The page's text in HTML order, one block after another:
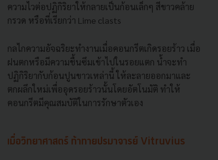
ความไวต่อปฏิกิริยาให้กลายเป็นก้อนเล็กๆ สีขาวคล้าย
กรวด หรือที่เรียกว่า Lime clasts
กลไกความอัจฉริยะทำงานเมื่อคอนกรีตเกิดรอยร้าว เมื่อ
ฝนตกหรือมีความชื้นซึมเข้าไปในรอยแตก น้ำจะทำ
ปฏิกิริยากับก้อนปูนขาวเหล่านี้ ให้ละลายออกมาและ
ตกผลึกใหม่เพื่ออุดรอยร้าวนั้นโดยอัตโนมัติ ทำให้
คอนกรีตมีคุณสมบัติในการรักษาตัวเอง
เมื่อวิทยาศาสตร์ ท้าทายปรมาจารย์ Vitruvius